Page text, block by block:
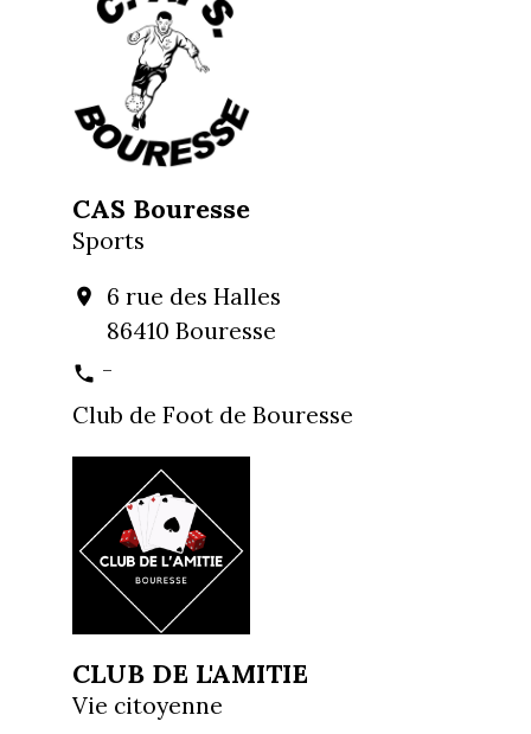
CAS Bouresse
Sports
location_on
6 rue des Halles
86410 Bouresse
phone -
Club de Foot de Bouresse
CLUB DE L'AMITIE
Vie citoyenne